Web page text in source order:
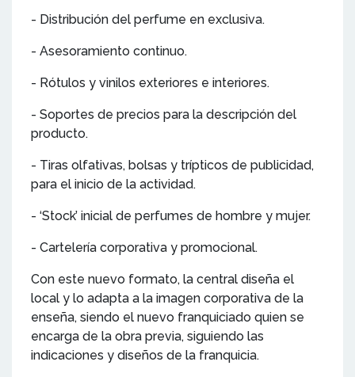
- Distribución del perfume en exclusiva.
- Asesoramiento continuo.
- Rótulos y vinilos exteriores e interiores.
- Soportes de precios para la descripción del
producto.
- Tiras olfativas, bolsas y trípticos de publicidad,
para el inicio de la actividad.
- ‘Stock’ inicial de perfumes de hombre y mujer.
- Cartelería corporativa y promocional.
Con este nuevo formato, la central diseña el
local y lo adapta a la imagen corporativa de la
enseña, siendo el nuevo franquiciado quien se
encarga de la obra previa, siguiendo las
indicaciones y diseños de la franquicia.